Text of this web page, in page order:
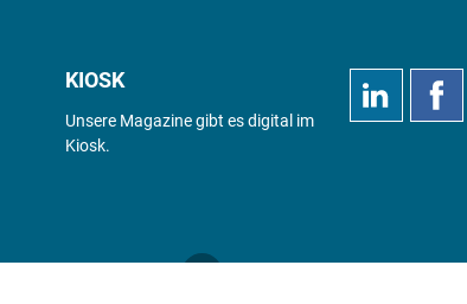
KIOSK
Unsere Magazine gibt es digital im
Kiosk.